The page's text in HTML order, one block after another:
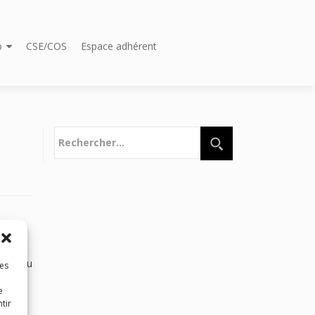
CSE/COS Espace adhérent
du